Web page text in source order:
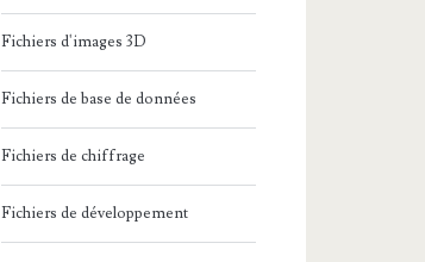
Fichiers d'images 3D
Fichiers de base de données
Fichiers de chiffrage
Fichiers de développement